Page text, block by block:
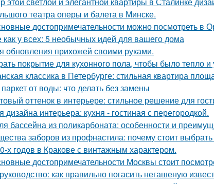
театра оперы и балета в Минске.
достопримечательности можно посмотреть в
как у всех: 5 необычных идей для вашего дома
обновления прихожей своими руками.
покрытие для кухонного пола, чтобы было тепло и
классика в Петербурге: стильная квартира
от воды: что делать без замены
оттенок в интерьере: стильное решение для
дизайна интерьера: кухня - гостиная с перегородкой.
бассейна из поликарбоната: особенности и
заборов из профнастила: почему стоит
х годов в Кракове с винтажным характером.
достопримечательности Москвы стоит
как правильно погасить негашеную